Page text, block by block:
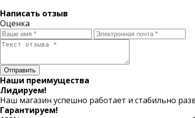
Написать отзыв
Оценка
Отправить
Наши преимущества
Лидируем!
Наш магазин успешно работает и стабильно
Гарантируем!